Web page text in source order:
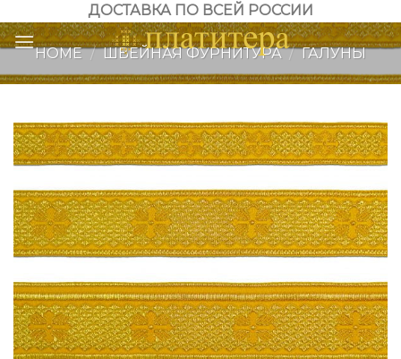
to
content
ДОСТАВКА ПО ВСЕЙ РОССИИ
HOME / ШВЕЙНАЯ ФУРНИТУРА / ГАЛУНЫ